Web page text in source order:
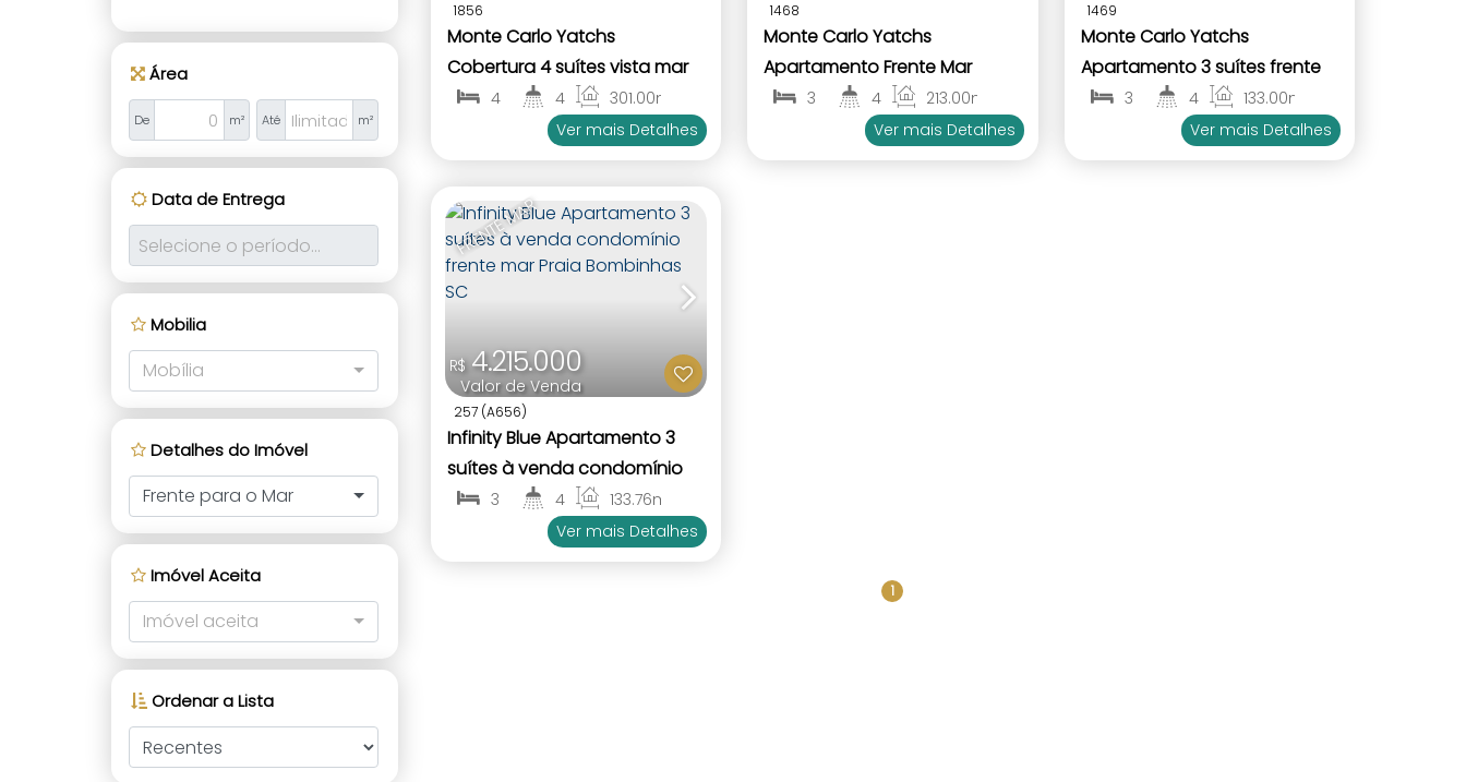
Área
De m² Até m²
Data de Entrega
Mobilia
Mobília
Detalhes do Imóvel
Frente para o Mar
Imóvel Aceita
Imóvel aceita
Ordenar a Lista
1856
Monte Carlo Yatchs
Cobertura 4 suítes vista mar
com piscina Praia Zimbros
Bombinhas SC
4 4 301.00m²
4
Ver mais Detalhes
1468
Monte Carlo Yatchs
Apartamento Frente Mar
Garden 3 suítes Praia Zimbros
Bombinhas SC
3 4 213.00m²
3
Ver mais Detalhes
1469
Monte Carlo Yatchs
Apartamento 3 suítes frente
mar Praia Zimbros Bombinhas
3 4 133.00m²
3
Ver mais Detalhes
FRENTE MAR
257 (A656)
R$4.215.000
Valor de Venda
Infinity Blue Apartamento 3
suítes à venda condomínio
frente mar Praia Bombinhas
3 4 133.76m²
3
Ver mais Detalhes
1